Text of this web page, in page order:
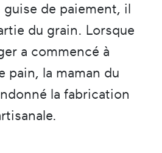
guise de paiement, il
du grain. Lorsque
a commencé à
pain, la maman du
la fabrication